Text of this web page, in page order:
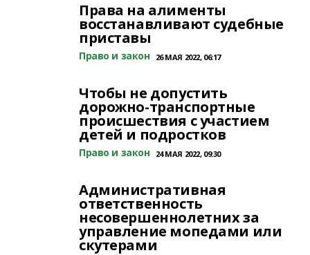
Права на алименты
восстанавливают судебные
приставы
Право и закон 26 МАЯ 2022, 06:17
Чтобы не допустить
дорожно-транспортные
происшествия с участием
детей и подростков
Право и закон 24 МАЯ 2022, 09:30
Административная
ответственность
несовершеннолетних за
управление мопедами или
скутерами